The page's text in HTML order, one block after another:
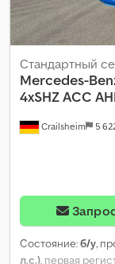
Crailsheim 5
Стандартный
Mercedes-
4xSHZ ACC
Состояние:б/у,
л.с.) , первая